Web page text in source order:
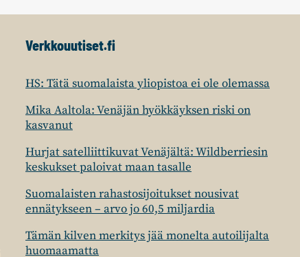
Verkkouutiset.fi
HS: Tätä suomalaista yliopistoa ei ole olemassa
Mika Aaltola: Venäjän hyökkäyksen riski on
kasvanut
Hurjat satelliittikuvat Venäjältä: Wildberriesin
keskukset paloivat maan tasalle
Suomalaisten rahastosijoitukset nousivat
ennätykseen – arvo jo 60,5 miljardia
Tämän kilven merkitys jää monelta autoilijalta
huomaamatta